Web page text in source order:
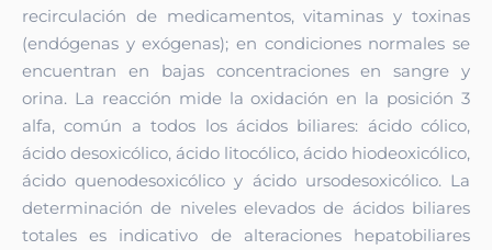
recirculación de medicamentos, vitaminas y toxinas
(endógenas y exógenas); en condiciones normales se
encuentran en bajas concentraciones en sangre y
orina. La reacción mide la oxidación en la posición 3
alfa, común a todos los ácidos biliares: ácido cólico,
ácido desoxicólico, ácido litocólico, ácido hiodeoxicólico,
ácido quenodesoxicólico y ácido ursodesoxicólico. La
determinación de niveles elevados de ácidos biliares
totales es indicativo de alteraciones hepatobiliares